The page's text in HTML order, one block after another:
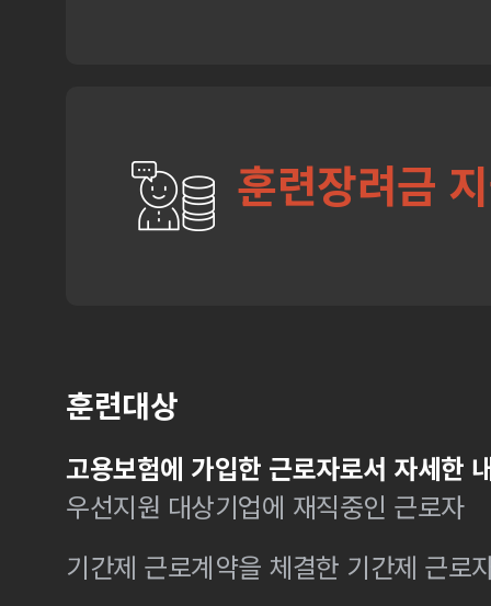
훈련장려금
훈련대상
고용보험에 가입한 근로자로서 자세한
우선지원 대상기업에 재직중인 근로자
기간제 근로계약을 체결한 기간제 근로